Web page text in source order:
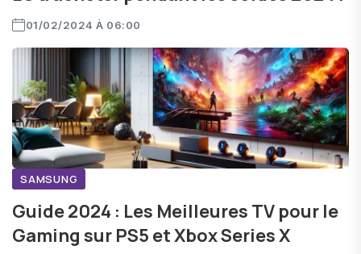
01/02/2024 À 06:00
SAMSUNG
Guide 2024 : Les Meilleures TV pour le
Gaming sur PS5 et Xbox Series X